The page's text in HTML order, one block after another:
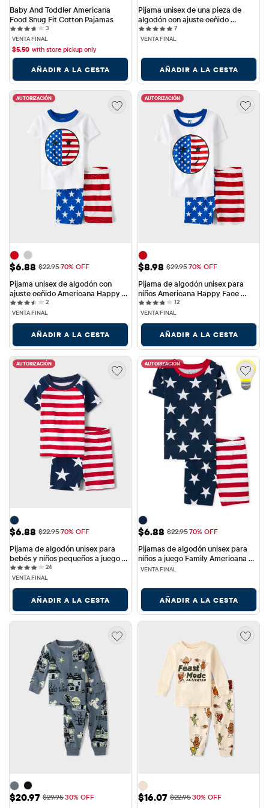
Baby And Toddler Americana
Food Snug Fit Cotton Pajamas
33 reviews
VENTA FINAL
$5.50 with store pickup only
AÑADIR A LA CESTA
Pijama unisex de una pieza de
algodón con ajuste ceñido
Americana Popsicle para bebés y
niños pequeños
77 reviews
VENTA FINAL
AÑADIR A LA CESTA
AUTORIZACIÓN
Precio de venta: $6.88
$6.88 Precio original: $22.95
$22.9570% OFF
Pijama unisex de algodón con
ajuste ceñido Americana Happy
Face para bebés y niños pequeños
22 reviews
VENTA FINAL
AÑADIR A LA CESTA
AUTORIZACIÓN
Precio de venta: $8.98
$8.98 Precio original: $29.95
$29.9570% OFF
Pijama de algodón unisex para
niños Americana Happy Face
Snug Fit
1212 reviews
VENTA FINAL
AÑADIR A LA CESTA
AUTORIZACIÓN
Precio de venta: $6.88
$6.88 Precio original: $22.95
$22.9570% OFF
Pijama de algodón unisex para
bebés y niños pequeños a juego
con la familia Americana
2424 reviews
VENTA FINAL
AÑADIR A LA CESTA
AUTORIZACIÓN
Precio de venta: $6.88
$6.88 Precio original: $22.95
$22.9570% OFF
Pijamas de algodón unisex para
niños a juego Family Americana
Glow Snug Fit
VENTA FINAL
AÑADIR A LA CESTA
Precio de venta: $20.97
$20.97 Precio original: $29.95
$29.9530% OFF Precio de venta: $16.07
$16.07 Precio original: $22.95
$22.9530% OFF